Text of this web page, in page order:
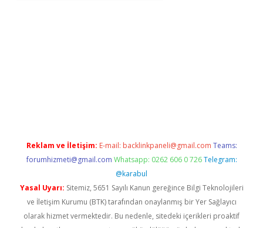
Reklam ve İletişim: E-mail: backlinkpaneli@gmail.com Teams:
forumhizmeti@gmail.com Whatsapp: 0262 606 0 726 Telegram:
@karabul
Yasal Uyarı: Sitemiz, 5651 Sayılı Kanun gereğince Bilgi Teknolojileri
ve İletişim Kurumu (BTK) tarafından onaylanmış bir Yer Sağlayıcı
olarak hizmet vermektedir. Bu nedenle, sitedeki içerikleri proaktif